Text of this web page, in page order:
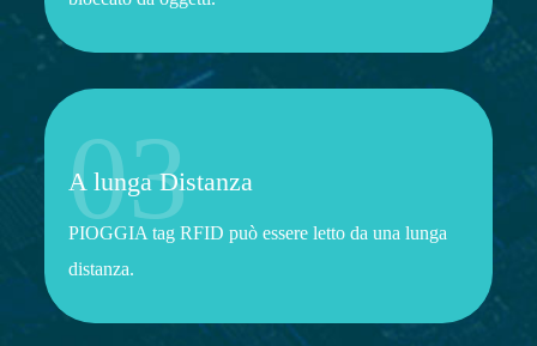
03
A lunga Distanza
PIOGGIA tag RFID può essere letto da una lunga
distanza.